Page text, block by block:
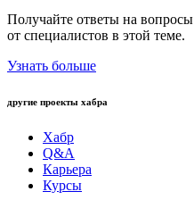
Получайте ответы на
от специалистов в этой теме.
Узнать больше
другие проекты хабра
Хабр
Q&A
Карьера
Курсы